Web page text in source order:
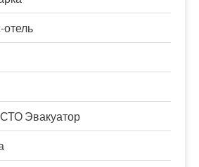
отель
Эвакуатор